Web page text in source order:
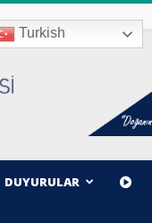
Turkish
DUYURULAR